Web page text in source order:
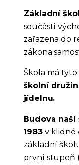
Základní
součástí
zařazena do
zákona
Škola má tyto
školní
jídelnu.
Budova
1983 v klidné
základní
první stupeň